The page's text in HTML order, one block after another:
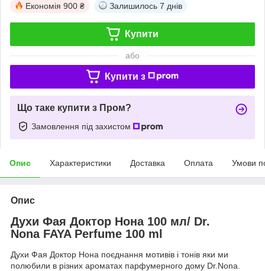
Економія 900 ₴ Залишилось 7 днів
Купити
або
Купити з
Що таке купити з Пром?
Замовлення під захистом
Опис Характеристики Доставка Оплата Умови
Опис
Духи Фая Доктор Нона 100 мл/ Dr.
Nona FAYA Perfume 100 ml
Духи Фая Доктор Нона поєднання мотивів і тонів яки ми
полюбили в різних ароматах парфумерного дому Dr.Nona.